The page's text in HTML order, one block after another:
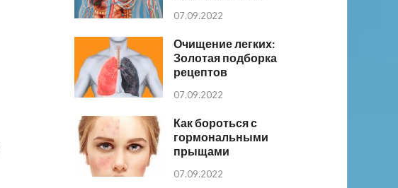
07.09.2022
Очищение легких:
Золотая подборка
рецептов
07.09.2022
Как бороться с
гормональными
прыщами
07.09.2022